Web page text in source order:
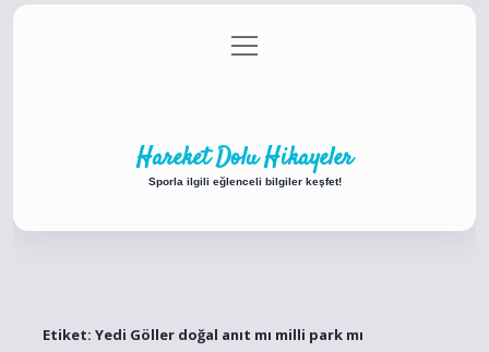
Gizlilik Politikası
menüyü
aç
Hareket Dolu Hikayeler
Sporla ilgili eğlenceli bilgiler keşfet!
Etiket: Yedi Göller doğal anıt mı milli park mı